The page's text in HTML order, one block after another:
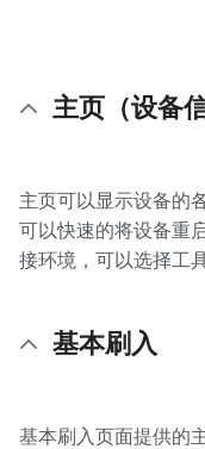
主页（设备
主页可以显示设备的
可以快速的将设备重
接环境，可以选择工
基本刷入
基本刷入页面提供的